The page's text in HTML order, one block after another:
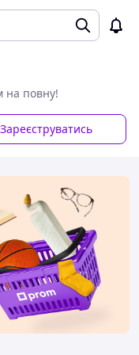
на повну!
Зареєструватись